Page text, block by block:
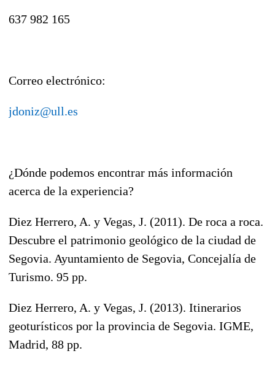
637 982 165
Correo electrónico:
jdoniz@ull.es
¿Dónde podemos encontrar más información
acerca de la experiencia?
Diez Herrero, A. y Vegas, J. (2011). De roca a roca.
Descubre el patrimonio geológico de la ciudad de
Segovia. Ayuntamiento de Segovia, Concejalía de
Turismo. 95 pp.
Diez Herrero, A. y Vegas, J. (2013). Itinerarios
geoturísticos por la provincia de Segovia. IGME,
Madrid, 88 pp.